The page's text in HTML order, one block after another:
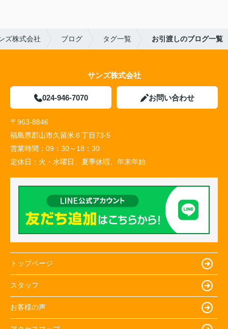
ズ株式会社 ブログ タグ一覧 お引渡しのブログ一覧
サンズ株式会社
024-946-7070 お問い合わせ
〒963-8846
福島県郡山市久留米６丁目73-5
営業時間： 09：30～18：30
定休日： 火・水曜日、夏季休暇、年末年始
トップページ
スタッフ
お客様の声